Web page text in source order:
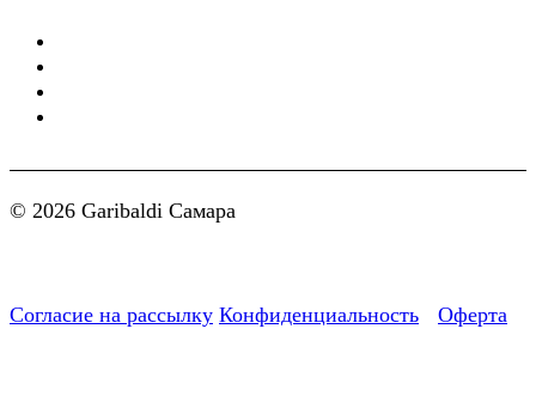
© 2026 Garibaldi Самара
Согласие на рассылку Конфиденциальность Оферта